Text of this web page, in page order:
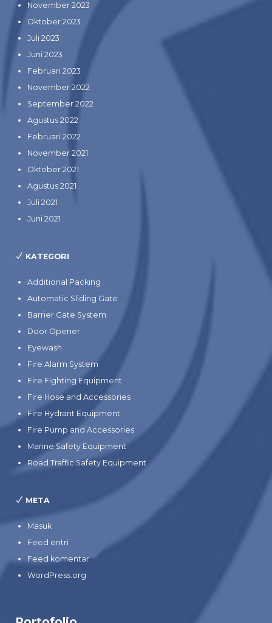
November 2023
Oktober 2023
Juli 2023
Juni 2023
Februari 2023
November 2022
September 2022
Agustus 2022
Februari 2022
November 2021
Oktober 2021
Agustus 2021
Juli 2021
Juni 2021
KATEGORI
Additional Packing
Automatic Sliding Gate
Barrier Gate System
Door Opener
Eyewash
Fire Alarm System
Fire Fighting Equipment
Fire Hose and Accessories
Fire Hydrant Equipment
Fire Pump and Accessories
Marine Safety Equipment
Road Traffic Safety Equipment
META
Masuk
Feed entri
Feed komentar
WordPress.org